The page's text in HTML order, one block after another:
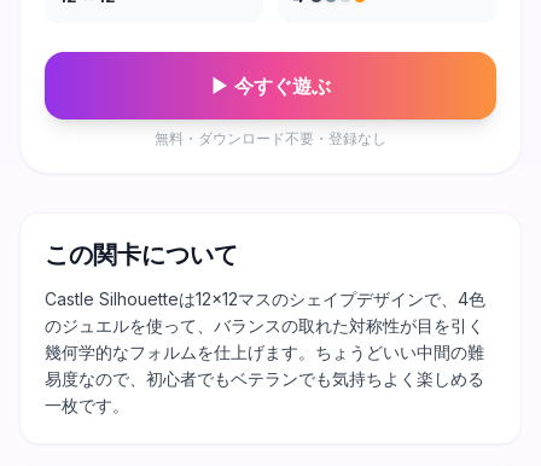
▶ 今すぐ遊ぶ
無料・ダウンロード不要・登録なし
この関卡について
Castle Silhouetteは12×12マスのシェイプデザインで、4色
のジュエルを使って、バランスの取れた対称性が目を引く
幾何学的なフォルムを仕上げます。ちょうどいい中間の難
易度なので、初心者でもベテランでも気持ちよく楽しめる
一枚です。